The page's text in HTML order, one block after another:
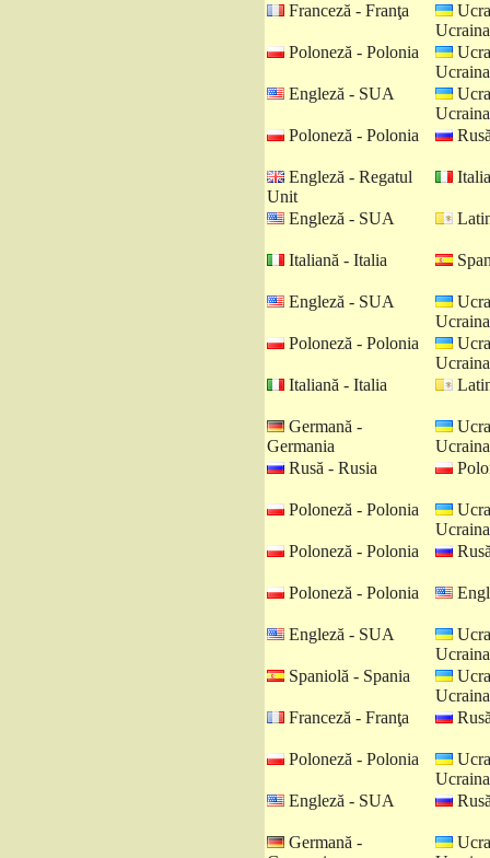
Franceză - Franţa
Ucraina
Poloneză - Polonia
Ucraina
Engleză - SUA
Ucraina
Poloneză - Polonia
Engleză - Regatul
Unit
Engleză - SUA
Italiană - Italia
Engleză - SUA
Ucraina
Poloneză - Polonia
Ucraina
Italiană - Italia
Germană -
Germania
Ucraina
Rusă - Rusia
Poloneză - Polonia
Ucraina
Poloneză - Polonia
Poloneză - Polonia
Engleză - SUA
Ucraina
Spaniolă - Spania
Ucraina
Franceză - Franţa
Poloneză - Polonia
Ucraina
Engleză - SUA
Germană -